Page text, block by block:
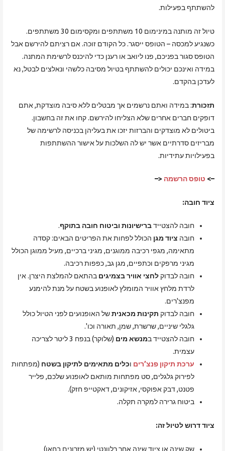
להשתתף בפעילות.
טיול זה מותנה במינימום 10 משתתפים ומקסימום 30 משתתפים.
כשנגיע למכסה – הטופס ייסגר. כל הקודם זוכה. אם רציתם להירשם אבל
הטופס סגור בפניכם, פנו ליואב או רענן כדי להיכנס לרשימת המתנה.
במידה ואינכם יכולים להשתתף בטיול מסיבה כלשהי ונאלצים לבטל, נא
לעדכן בהקדם.
תזכורת: במידה ואתם נרשמים אך מבטלים ללא סיבה מוצדקת, אתם
דופקים חברים אחרים שלא הצליחו להירשם. קחו את זה בחשבון.
ביטולים לא מוצדקים והברזות יזכו את בעליהן בכניסה לרשימה של
מבריזים סדרתיים אשר יש לה השלכות על אישור ההשתתפות
בפעילויות עתידיות.
–> טופס הרשמה <–
ציוד חובה:
חובה להצטיידברישיונות וביטוח חובה בתוקף.
חובה ציוד מגן הכולל לפחות את הפריטים הבאים: קסדה
מתאימה, מגפי רכיבה ממוגנים, מגיני ברכיים, מעיל ממוגן הכולל
מגיני מרפקים וכתפיים, מגן גב, כפפות רכיבה.
חובה לבדוקלחצי אוויר בצמיגים בהתאם להמלצת היצרן. אין
לרדת מלחץ אוויר המומלץ לאופנוע בשטח על מנת להימנע
מפנצ'רים.
חובה לבדוק תקינות מכאניתשל האופנועים לפני הטיול כולל
גלגלי שיניים, שרשרת, שמן, תאורה וכו'.
חובה להצטייד במנשא מים
(שלוקר) בנפח 3 ליטר לצריכה
עצמית.
ערכת תיקון פנצ’רים וכלים מתאימים לתיקון בשטח (מפתחות
לפירוק גלגלים, סט מפתחות מותאם לאופנוע שלכם, פלייר
פטנט, דבק אפוקסי, אזיקונים, דאקטייפ חזק).
ביטוח גרירה למקרה תקלה.
ציוד דרוש לטיול זה:
שק שינה או ציוד שינה אחר רלוונטי (יש מזרונים בחאן)